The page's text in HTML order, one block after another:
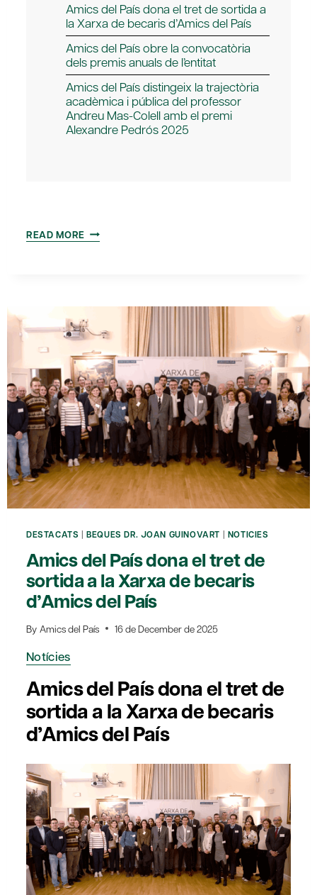
Amics del País dona el tret de sortida a
la Xarxa de becaris d’Amics del País
Amics del País obre la convocatòria
dels premis anuals de l’entitat
Amics del País distingeix la trajectòria
acadèmica i pública del professor
Andreu Mas-Colell amb el premi
Alexandre Pedrós 2025
READ MORE AMICS
COMPROMÍS
EL
TALENT
I
LA
COHESIÓ
SOCIAL
DESTACATS |BEQUES DR. JOAN GUINOVART | NOTICIES
Amics del País dona el tret de
sortida a la Xarxa de becaris
d’Amics del País
By Amics del País 16 de December de 2025
Notícies
Amics del País dona el tret de
sortida a la Xarxa de becaris
d’Amics del País